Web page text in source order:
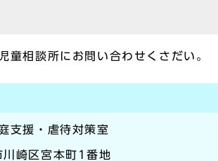
童相談所にお問い合わせくさだい。
支援・虐待対策室
崎区宮本町1番地